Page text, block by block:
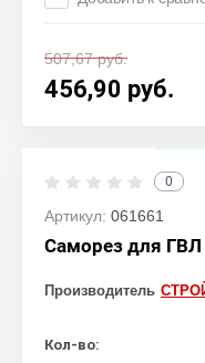
507,67руб.
456,90 руб.
0
Артикул: 061661
Саморез для
Производитель
Кол-во: